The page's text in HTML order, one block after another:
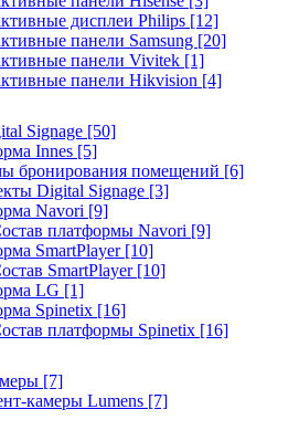
дисплеи Philips [12]
панели Samsung [20]
панели Vivitek [1]
панели Hikvision [4]
Signage [50]
Innes [5]
бронирования помещений [6]
Digital Signage [3]
Navori [9]
платформы Navori [9]
SmartPlayer [10]
SmartPlayer [10]
LG [1]
Spinetix [16]
платформы Spinetix [16]
[7]
камеры Lumens [7]